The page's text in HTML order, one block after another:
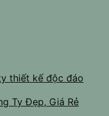
Ty Đẹp, Giá Rẻ